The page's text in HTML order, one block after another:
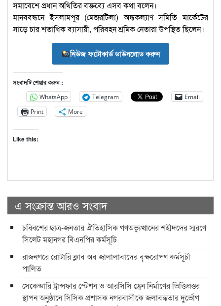
সমাবেশে প্রধান অথিতির বক্তব্যে এসব কথা বলেন।
মানববন্ধনে ইসলামপুর (মেজরটিলা) অন্ধকল্যাণ সমিতি মার্কেটের
সাড়ে চার শতাধিক ব্যাসায়ী, পরিবহন শ্রমিক নেতারা উপস্থিত ছিলেন।
নিউজ ফটোকার্ড ডাউনলোড করুন
সংবাদটি শেয়ার করুন :
WhatsApp Telegram
Email
Print
More
Like this:
এ সংক্রান্ত আরও সংবাদ
চব্বিশের ছাত্র-জনতার ঐতিহাসিক গণঅভ্যুত্থানের শহীদদের স্মরণে
সিলেট মহানগর বিএনপির কর্মসূচি
রাজনগরে রোটারি ক্লাব অব জালালাবাদের বৃক্ষরোপণ কর্মসূচী
পালিত
সেকেন্ডারি ট্রান্সফার স্টেশন ও আরসিসি ড্রেন নির্মাণের ভিত্তিপ্রস্তর
স্থাপন অনুষ্ঠানে সিসিক প্রশাসক নগরবাসীকে জলাবদ্ধতার দুর্ভোগ